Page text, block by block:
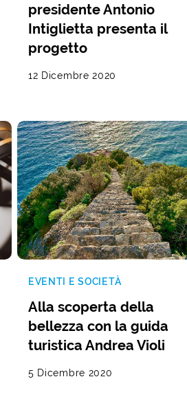
presidente Antonio
Intiglietta presenta il
progetto
12 Dicembre 2020
EVENTI E SOCIETÀ
Alla scoperta della
bellezza con la guida
turistica Andrea Violi
5 Dicembre 2020